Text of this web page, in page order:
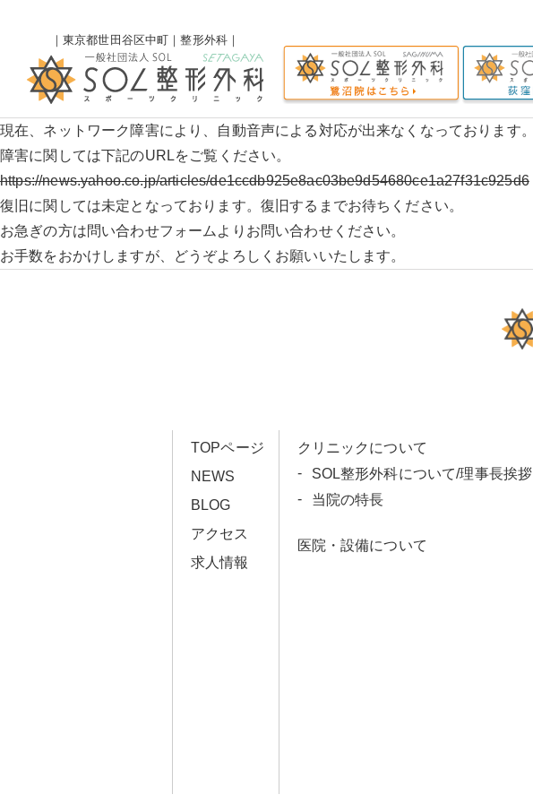
｜東京都世田谷区中町｜整形外科｜
現在、ネットワーク障害により、自動音声による対応が出来なくなっております。
障害に関しては下記のURLをご覧ください。
https://news.yahoo.co.jp/articles/de1ccdb925e8ac03be9d54680ce1a27f31c925d6
復旧に関しては未定となっております。復旧するまでお待ちください。
お急ぎの方は問い合わせフォームよりお問い合わせください。
お手数をおかけしますが、どうぞよろしくお願いいたします。
TOPページ
NEWS
BLOG
アクセス
求人情報
クリニックについて
SOL整形外科について/理事長挨拶
当院の特長
医院・設備について